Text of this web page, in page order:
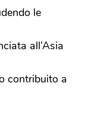
le
all’Asia
contribuito a